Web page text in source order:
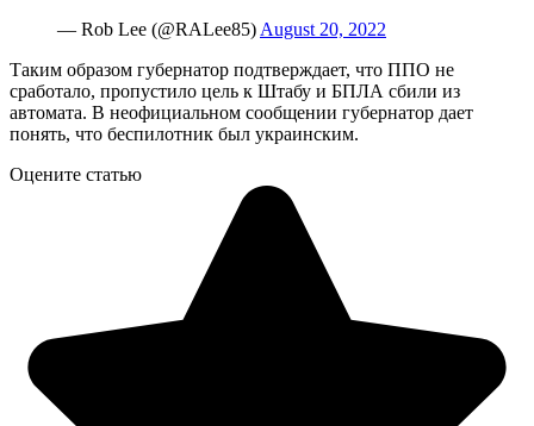
— Rob Lee (@RALee85) August 20, 2022
Таким образом губернатор подтверждает, что ППО не
сработало, пропустило цель к Штабу и БПЛА сбили из
автомата. В неофициальном сообщении губернатор дает
понять, что беспилотник был украинским.
Оцените статью